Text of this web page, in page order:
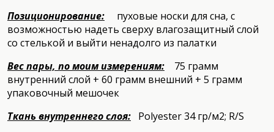
Позиционирование: пуховые носки для сна, с
возможностью надеть сверху влагозащитный слой
со стелькой и выйти ненадолго из палатки
Вес пары, по моим измерениям: 75 грамм
внутренний слой + 60 грамм внешний + 5 грамм
упаковочный мешочек
Ткань внутреннего слоя: Polyester 34 гр/м2; R/S